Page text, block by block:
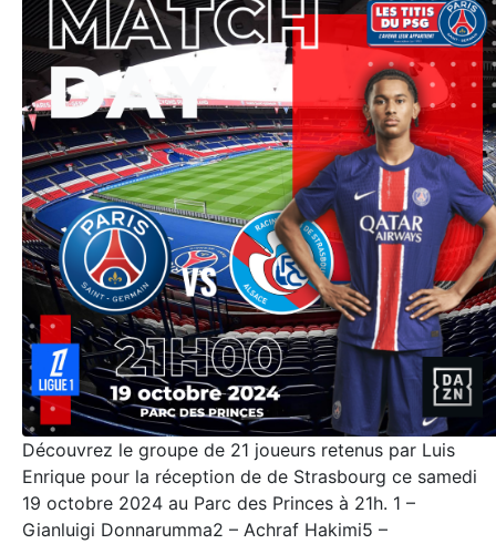
Découvrez le groupe de 21 joueurs retenus par Luis
Enrique pour la réception de de Strasbourg ce samedi
19 octobre 2024 au Parc des Princes à 21h. 1 –
Gianluigi Donnarumma2 – Achraf Hakimi5 –